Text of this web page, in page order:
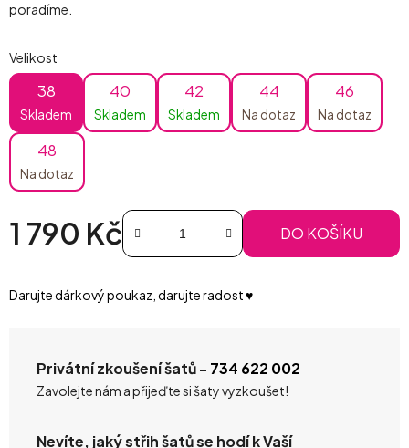
poradíme.
Velikost
38
Skladem
40
Skladem
42
Skladem
44
Na dotaz
46
Na dotaz
48
Na dotaz
1 790 Kč DO KOŠÍKU
Darujte dárkový poukaz, darujte radost ♥️
Privátní zkoušení šatů - 734 622 002
Zavolejte nám a přijeďte si šaty vyzkoušet!
Nevíte, jaký střih šatů se hodí k Vaší